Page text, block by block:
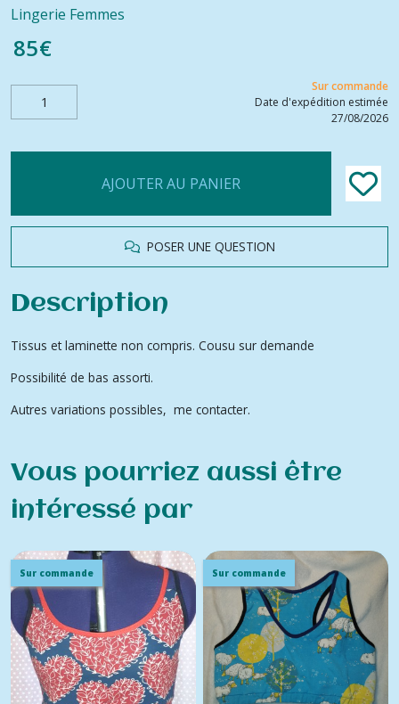
Lingerie Femmes
85€
Sur commande
Date d'expédition estimée
27/08/2026
AJOUTER AU PANIER
POSER UNE QUESTION
Description
Tissus et laminette non compris. Cousu sur demande
Possibilité de bas assorti.
Autres variations possibles, me contacter.
Vous pourriez aussi être
intéressé par
Sur commande Sur commande